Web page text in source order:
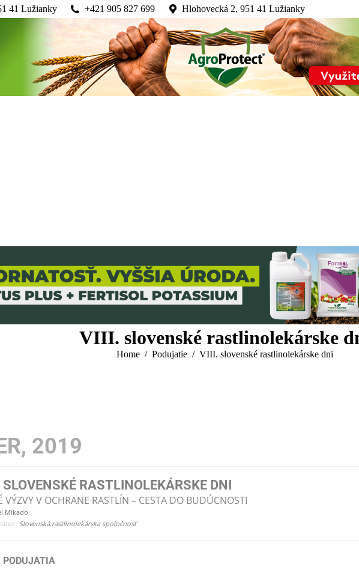
41 Lužianky +421 905 827 699 Hlohovecká 2, 951 41 Lužianky
VIII. slovenské rastlinolekárske
You are here:
Home Podujatie VIII. slovenské rastlinolekárske dni
2019
RASTLINOLEKÁRSKE DNI
VÝZVY V OCHRANE RASTLÍN – CESTA DO BUDÚCNOSTI
Mikado
Slovenská rastlinolekárska spoločnosť
PODUJATIA
Úvod
O časopise
Články
Aktuálne číslo
Kontakty
Obchod
Videozóna